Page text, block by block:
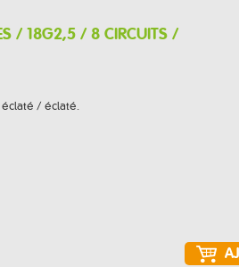
/ 18G2,5 / 8 CIRCUITS /
/ éclaté.